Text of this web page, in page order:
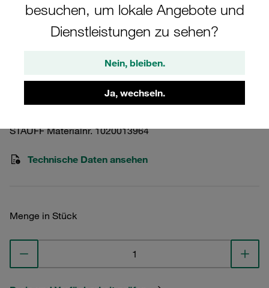
besuchen, um lokale Angebote und
Dienstleistungen zu sehen?
Nein, bleiben.
Ja, wechseln.
Bitte beachten Sie: Das Bild dient nur zur Veranschaulichung und kann vom
tatsächlichen Produkt abweichen.
Mehr anzeigen
Spin-On-Filter Papiervlies 25µm
STAUFF Materialnr. 1020013964
Technische Daten ansehen
Menge in Stück